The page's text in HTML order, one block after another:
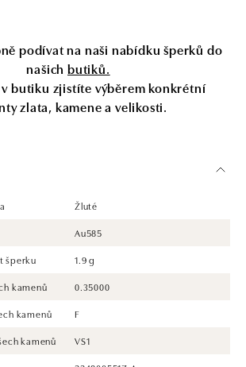
podívat na naši nabídku šperků do
našich butiků.
butiku zjistíte výběrem konkrétní
zlata, kamene a velikosti.
Žluté
Au585
šperku
1.9 g
kamenů
0.35000
kamenů
F
kamenů
VS1